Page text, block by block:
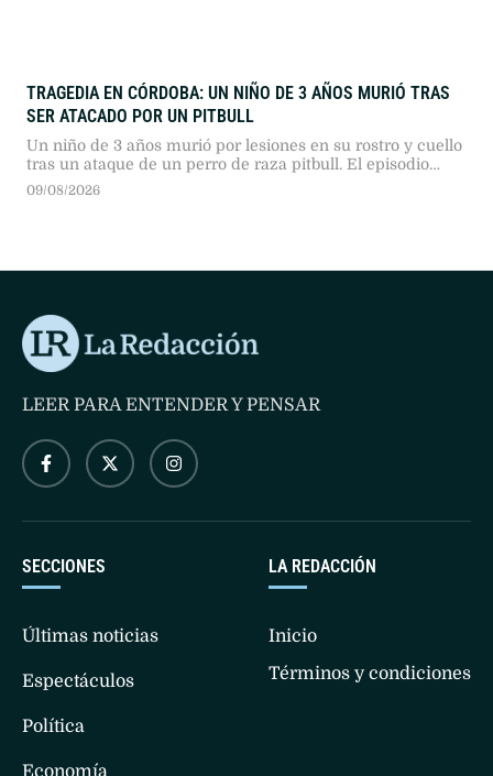
TRAGEDIA EN CÓRDOBA: UN NIÑO DE 3 AÑOS MURIÓ TRAS
SER ATACADO POR UN PITBULL
Un niño de 3 años murió por lesiones en su rostro y cuello
tras un ataque de un perro de raza pitbull. El episodio
ocurrió durante la tarde en una vivienda de barrio Suárez,
09/08/2026
LA REDACCIÓN
Inicio
Términos y condiciones
SECCIONES
Últimas noticias
Espectáculos
Política
Economía
LEER PARA ENTENDER Y PENSAR